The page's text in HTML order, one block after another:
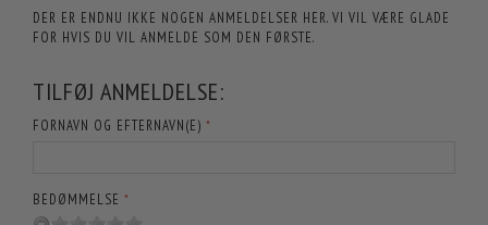
DER ER ENDNU IKKE NOGEN ANMELDELSER HER. VI VIL VÆRE GLADE
FOR HVIS DU VIL ANMELDE SOM DEN FØRSTE.
TILFØJ ANMELDELSE:
FORNAVN OG EFTERNAVN(E)
BEDØMMELSE